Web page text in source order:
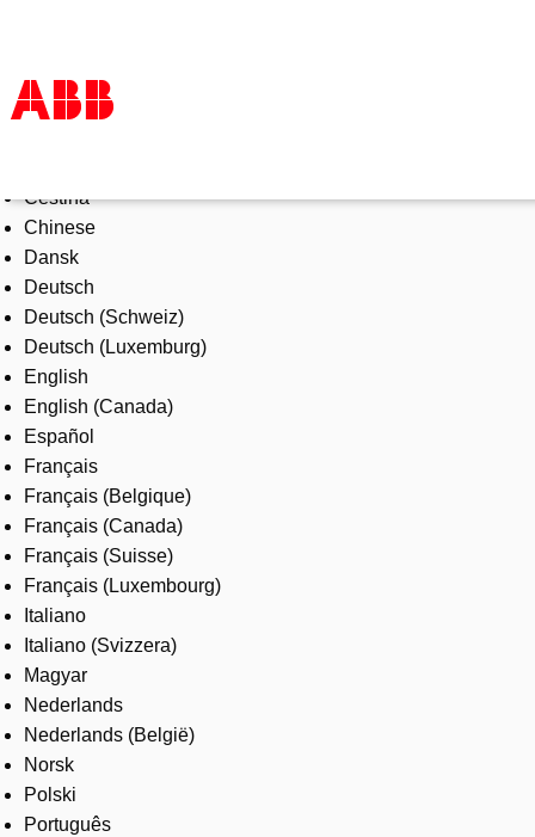
Products & Solutions
Industries
Services
About us
Where to buy
Contact us
Careers
Čeština
Chinese
Dansk
Deutsch
Deutsch (Schweiz)
Deutsch (Luxemburg)
English
English (Canada)
Español
Français
Français (Belgique)
Français (Canada)
Français (Suisse)
Français (Luxembourg)
Italiano
Italiano (Svizzera)
Magyar
Nederlands
Nederlands (België)
Norsk
Polski
Português